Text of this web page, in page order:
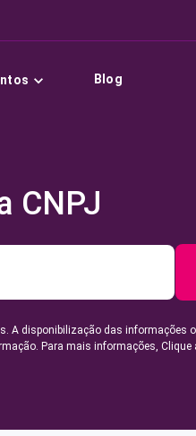
Blog
CNPJ
A disponibilização das informações
Para mais informações, Clique